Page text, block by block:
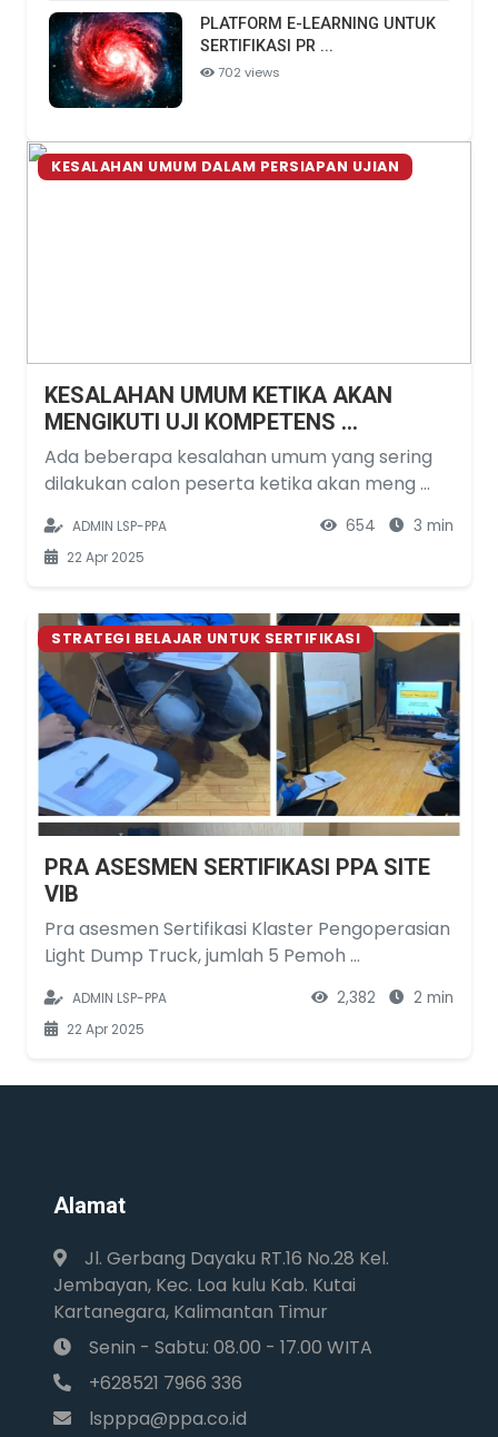
PLATFORM E-LEARNING UNTUK
SERTIFIKASI PR ...
702 views
KESALAHAN UMUM DALAM PERSIAPAN UJIAN
KESALAHAN UMUM KETIKA AKAN
MENGIKUTI UJI KOMPETENS ...
Ada beberapa kesalahan umum yang sering
dilakukan calon peserta ketika akan meng ...
ADMIN LSP-PPA 654 3 min
22 Apr 2025
STRATEGI BELAJAR UNTUK SERTIFIKASI
PRA ASESMEN SERTIFIKASI PPA SITE
VIB
Pra asesmen Sertifikasi Klaster Pengoperasian
Light Dump Truck, jumlah 5 Pemoh ...
ADMIN LSP-PPA 2,382 2 min
22 Apr 2025
Alamat
Jl. Gerbang Dayaku RT.16 No.28 Kel.
Jembayan, Kec. Loa kulu Kab. Kutai
Kartanegara, Kalimantan Timur
Senin - Sabtu: 08.00 - 17.00 WITA
+628521 7966 336
lspppa@ppa.co.id